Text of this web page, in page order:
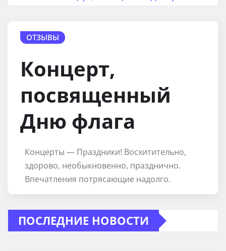
ОТЗЫВЫ
Концерт,
посвященный
Дню флага
Концерты — Праздники! Восхитительно,
здорово, необыкновенно, празднично.
Впечатления потрясающие надолго.
ПОСЛЕДНИЕ НОВОСТИ